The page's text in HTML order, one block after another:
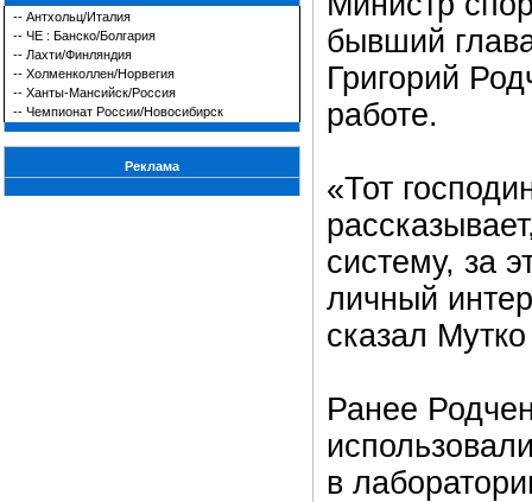
-- Антхольц/Италия
-- ЧЕ : Банско/Болгария
-- Лахти/Финляндия
-- Холменколлен/Норвегия
-- Ханты-Мансийск/Россия
-- Чемпионат России/Новосибирск
Реклама
бывший
Григорий
работе.
«Тот
систему, за
личный
сказал
Ранее
в